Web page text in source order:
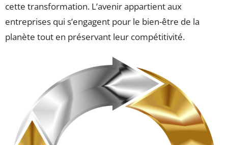
cette transformation. L’avenir appartient aux
entreprises qui s’engagent pour le bien-être de la
planète tout en préservant leur compétitivité.